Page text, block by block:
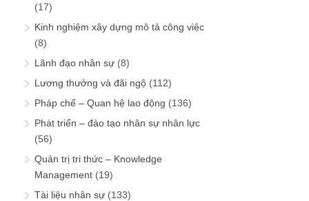
(17)
Kinh nghiệm xây dựng mô tả công việc
(8)
Lãnh đạo nhân sự (8)
Lương thưởng và đãi ngộ (112)
Pháp chế – Quan hệ lao động (136)
Phát triển – đào tạo nhân sự nhân lực
(56)
Quản trị tri thức – Knowledge
Management (19)
Tài liệu nhân sự (133)